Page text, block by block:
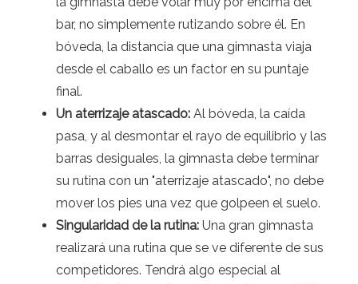
bar, no simplemente rutizando sobre él. En
bóveda, la distancia que una gimnasta viaja
desde el caballo es un factor en su puntaje
final.
Un aterrizaje atascado: Al bóveda, la caída
pasa, y al desmontar el rayo de equilibrio y las
barras desiguales, la gimnasta debe terminar
su rutina con un "aterrizaje atascado", no debe
mover los pies una vez que golpeen el suelo.
Singularidad de la rutina: Una gran gimnasta
realizará una rutina que se ve diferente de sus
competidores. Tendrá algo especial al